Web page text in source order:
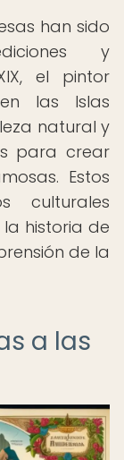
han sido
y
el pintor
las Islas
natural y
para crear
Estos
culturales
historia de
de la
a las